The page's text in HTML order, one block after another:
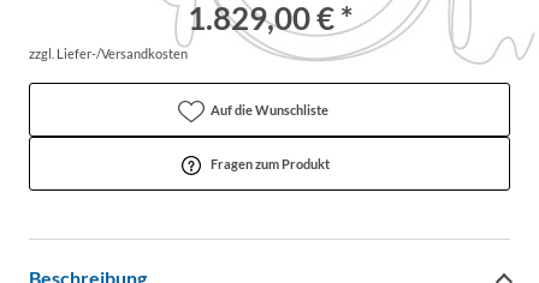
1.829,00 € *
zzgl. Liefer-/Versandkosten
Auf die Wunschliste
Fragen zum Produkt
Beschreibung